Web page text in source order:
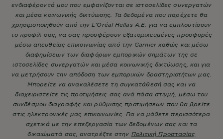
ενδιαφέροντά μου που εμφανίζονται σε ιστοσελίδες συνεργατών
και μέσα κοινωνικής δικτύωσης. Τα δεδομένα που παρέχετε θα
χρησιμοποιηθούν από την L’Oréal Hellas A.E. για να εμπλουτίσουν
το προφίλ σας, να σας προσφέρουν εξατομικευμένες προσφορές
μέσω απευθείας επικοινωνίας από την Garnier καθώς και μέσω
διαφημίσεων των διαφόρων εμπορικών σημάτων της σε
ιστοσελίδες συνεργατών και μέσα κοινωνικής δικτύωσης, και για
να μετρήσουν την απόδοση των εμπορικών δραστηριοτήτων μας.
Μπορείτε να ανακαλέσετε τη συγκατάθεσή σας και να
διαχειριστείτε τις προτιμήσεις σας ανά πάσα στιγμή, μέσω του
συνδέσμου διαγραφής και ρύθμισης προτιμήσεων που θα βρείτε
στις ηλεκτρονικές μας επικοινωνίες. Για να μάθετε περισσότερα
σχετικά με την επεξεργασία των δεδομένων σας και τα
δικαιώματά σας, ανατρέξτε στην Πολιτική Προστασίας